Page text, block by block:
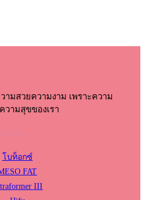
ามสวยความงาม เพราะความ
ามสุขของเรา
โบท็อกซ์
FAT
III